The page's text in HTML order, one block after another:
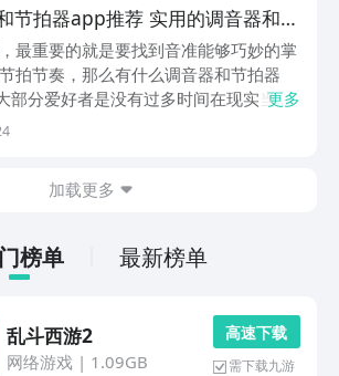
节拍器app推荐 实用的调音器和节
装链接
最重要的就是要找到音准能够巧妙的掌
拍节奏，那么有什么调音器和节拍器
部分爱好者是没有过多时间在现实当中
在许多软件通过外部音频录入即可帮助
更多
加载更多
榜单 最新榜单
乱斗西游2
网络游戏| 1.09GB
高 速 下 载
需下载九游